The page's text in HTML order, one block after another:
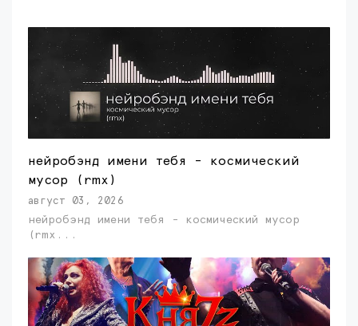
нейробэнд имени тебя - космический
мусор (rmx)
август 03, 2026
нейробэнд имени тебя - космический мусор
(rmx...